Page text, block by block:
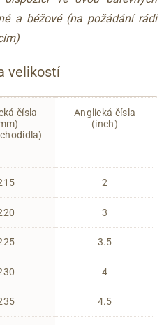
a béžové (na požádání rádi
velikostí
čísla
Anglická čísla
(inch)
2
3
3.5
4
4.5